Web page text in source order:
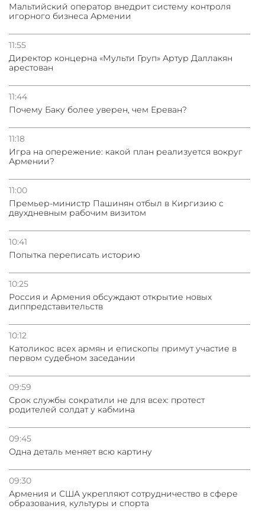
Мальтийский оператор внедрит систему контроля
игорного бизнеса Армении
11:55
Директор концерна «Мульти Груп» Артур Даллакян
арестован
11:44
Почему Баку более уверен, чем Ереван?
11:18
Игра на опережение: какой план реализуется вокруг
Армении?
11:00
Премьер-министр Пашинян отбыл в Киргизию с
двухдневным рабочим визитом
10:41
Попытка переписать историю
10:25
Россия и Армения обсуждают открытие новых
диппредставительств
10:12
Католикос всех армян и епископы примут участие в
первом судебном заседании
09:59
Срок службы сократили не для всех: протест
родителей солдат у кабмина
09:45
Одна деталь меняет всю картину
09:30
Армения и США укрепляют сотрудничество в сфере
образования, культуры и спорта